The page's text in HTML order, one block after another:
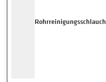
Rohrreinigungsschlauch